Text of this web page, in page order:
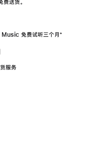
送货。
免费试听三个月 ‍脚
‍⁺
服务